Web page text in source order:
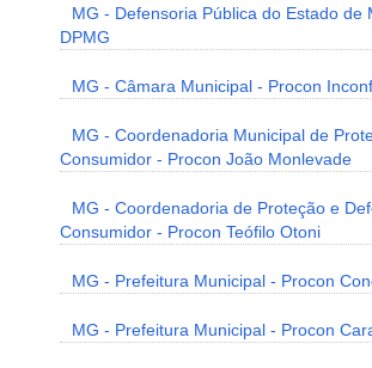
MG - Defensoria Pública do Estado de
DPMG
MG - Câmara Municipal - Procon
MG - Coordenadoria Municipal de
Consumidor - Procon João Monlevade
MG - Coordenadoria de Proteção e
Consumidor - Procon Teófilo Otoni
MG - Prefeitura Municipal - Procon
MG - Prefeitura Municipal - Procon